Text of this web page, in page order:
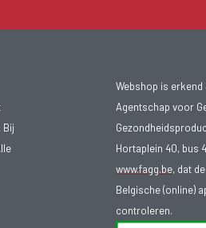
Bij
Webshop is
Agentschap voor
Hortaplein 40, bus
www.fagg.be, dat
Belgische (online)
controleren.